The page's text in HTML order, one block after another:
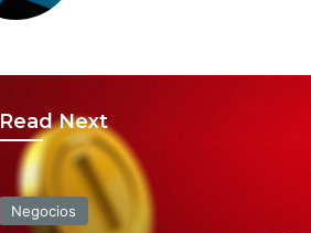
Read Next
Negocios